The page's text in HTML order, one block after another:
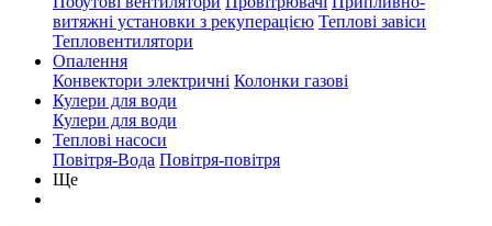
витяжні установки з рекуперацією Теплові завіси
Тепловентилятори
Опалення
Конвектори электричні Колонки газові
Кулери для води
Кулери для води
Теплові насоси
Повітря-Вода Повітря-повітря
Ще